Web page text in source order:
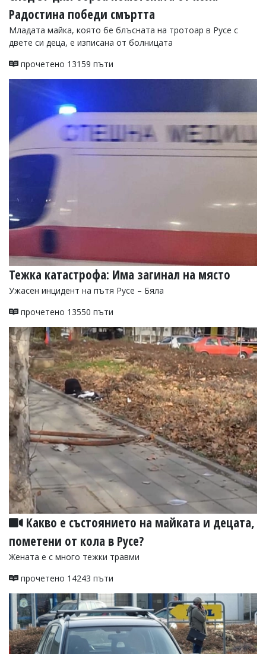
Коментарите
статиите
се
от
читателите
отговорност
за
тях!
Ако
коментар,
моля
сигнализирайте
Радостина победи смъртта
Младата майка, която бе блъсната на тротоар в Русе с
двете си деца, е изписана от болницата
прочетено 13159 пъти
Тежка катастрофа: Има загинал на място
Ужасен инцидент на пътя Русе – Бяла
прочетено 13550 пъти
Какво е състоянието на майката и децата,
пометени от кола в Русе?
Жената е с много тежки травми
прочетено 14243 пъти